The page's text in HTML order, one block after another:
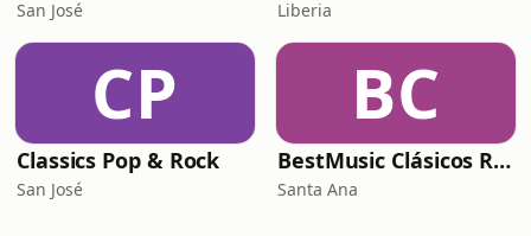
San José Liberia
CP
Classics Pop & Rock
San José
BC
BestMusic Clásicos Radio
Santa Ana